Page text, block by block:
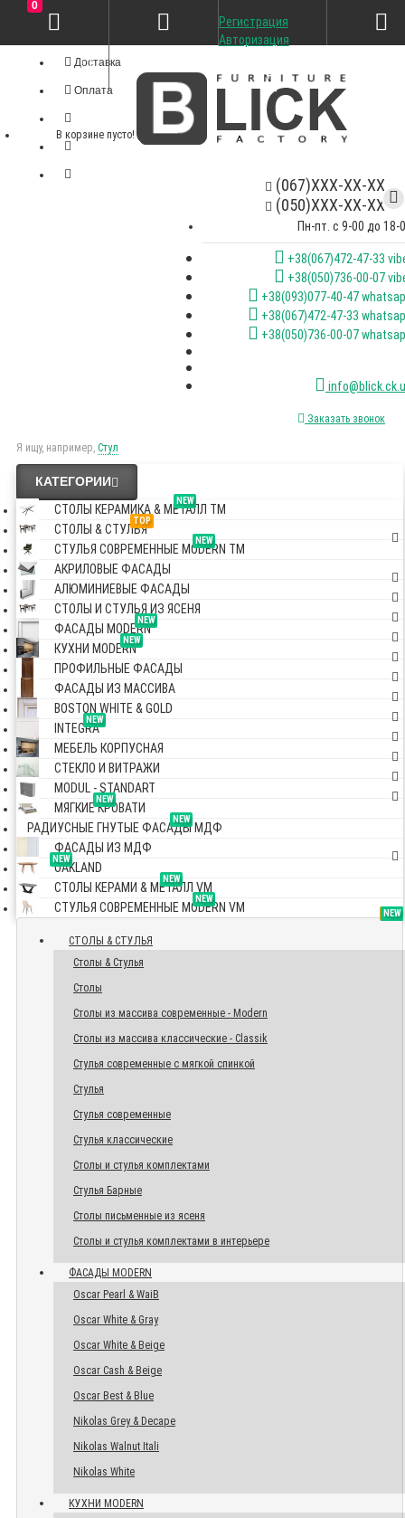
Доставка
Оплата
(067)XXX-XX-XX
(050)XXX-XX-XX
Пн-пт. с 9-00 до 18-
+38(067)472-47-33
+38(050)736-00-07
+38(093)077-40-47
+38(067)472-47-33
+38(050)736-00-07
Заказать звонок
Я ищу, например, Стул
Регистрация
Авторизация
0
В корзине пусто!
КАТЕГОРИИ
NEW
СТОЛЫ КЕРАМИКА & МЕТАЛЛ TM
TOP
СТОЛЫ & СТУЛЬЯ
NEW
СТУЛЬЯ СОВРЕМЕННЫЕ MODERN TM
АКРИЛОВЫЕ ФАСАДЫ
АЛЮМИНИЕВЫЕ ФАСАДЫ
СТОЛЫ И СТУЛЬЯ ИЗ ЯСЕНЯ
NEW
ФАСАДЫ MODERN
NEW
КУХНИ MODERN
ПРОФИЛЬНЫЕ ФАСАДЫ
ФАСАДЫ ИЗ МАССИВА
BOSTON WHITE & GOLD
NEW
INTEGRA
МЕБЕЛЬ КОРПУСНАЯ
СТЕКЛО И ВИТРАЖИ
MODUL - STANDART
NEW
МЯГКИЕ КРОВАТИ
NEW
РАДИУСНЫЕ ГНУТЫЕ ФАСАДЫ МДФ
ФАСАДЫ ИЗ МДФ
NEW
OAKLAND
NEW
СТОЛЫ КЕРАМИ & МЕТАЛЛ VM
NEW
СТУЛЬЯ СОВРЕМЕННЫЕ MODERN VM TOP
СТОЛЫ & СТУЛЬЯ
Столы & Стулья
Столы
Столы из массива современные - Modern
Столы из массива классические - Classik
Стулья современные с мягкой спинкой
Стулья
Стулья современные
Стулья классические
Столы и стулья комплектами
Стулья Барные
Столы письменные из ясеня
Столы и стулья комплектами в интерьере
NEW
ФАСАДЫ MODERN
Oscar Pearl & WaiB
Oscar White & Gray
Oscar White & Beige
Oscar Cash & Beige
Oscar Best & Blue
Nikolas Grey & Decape
Nikolas Walnut Itali
Nikolas White
NEW
КУХНИ MODERN
NEW